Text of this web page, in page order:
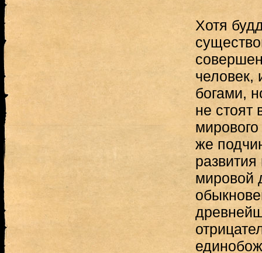
Хотя
человек,
богами,
не
же
мировой